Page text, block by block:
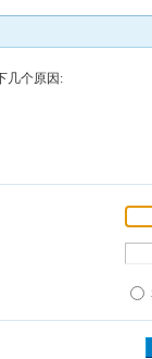
几个原因: